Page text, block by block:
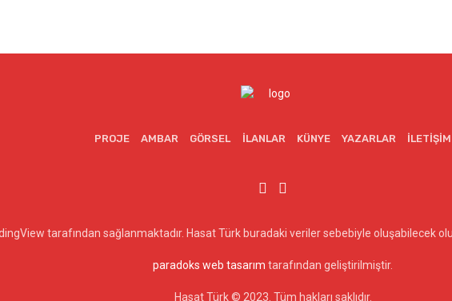
PROJE AMBAR GÖRSEL İLANLAR KÜNYE YAZARLAR İLETIŞIM
tarafından sağlanmaktadır. Hasat Türk buradaki veriler sebebiyle oluşabilecek
paradoks web tasarım tarafından geliştirilmiştir.
Hasat Türk © 2023. Tüm hakları saklıdır.